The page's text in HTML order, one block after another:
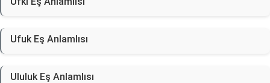
Ufuk Eş Anlamlısı
Ululuk Eş Anlamlısı